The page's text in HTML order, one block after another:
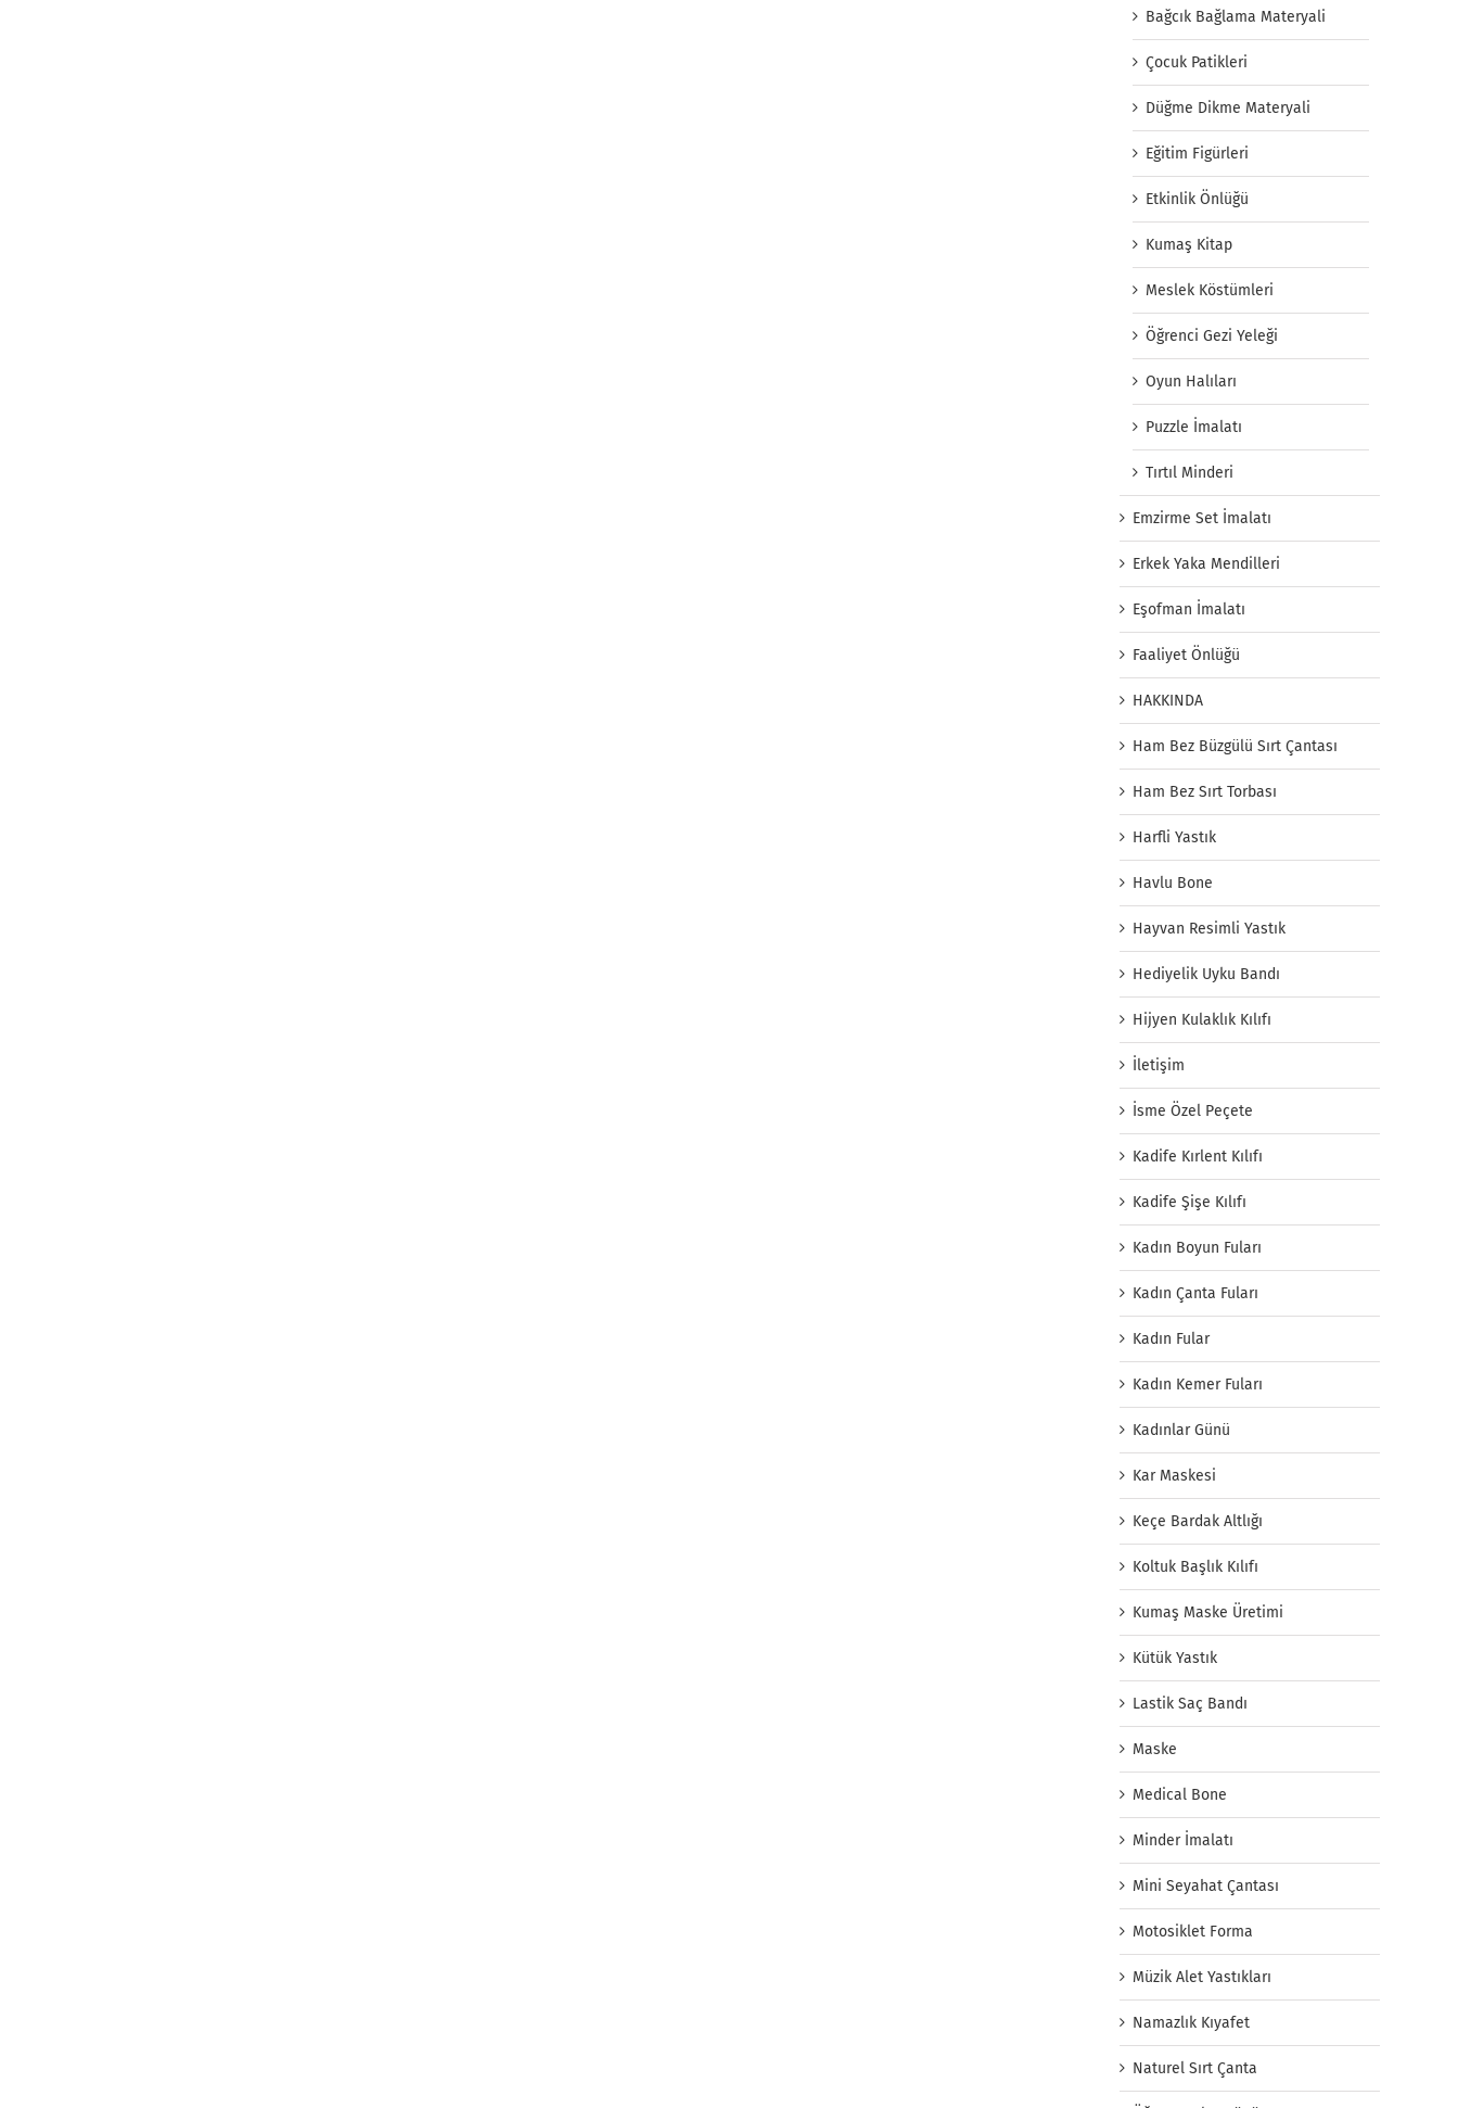
Bağcık Bağlama Materyali
Çocuk Patikleri
Düğme Dikme Materyali
Eğitim Figürleri
Etkinlik Önlüğü
Kumaş Kitap
Meslek Köstümleri
Öğrenci Gezi Yeleği
Oyun Halıları
Puzzle İmalatı
Tırtıl Minderi
Emzirme Set İmalatı
Erkek Yaka Mendilleri
Eşofman İmalatı
Faaliyet Önlüğü
HAKKINDA
Ham Bez Büzgülü Sırt Çantası
Ham Bez Sırt Torbası
Harfli Yastık
Havlu Bone
Hayvan Resimli Yastık
Hediyelik Uyku Bandı
Hijyen Kulaklık Kılıfı
İletişim
İsme Özel Peçete
Kadife Kırlent Kılıfı
Kadife Şişe Kılıfı
Kadın Boyun Fuları
Kadın Çanta Fuları
Kadın Fular
Kadın Kemer Fuları
Kadınlar Günü
Kar Maskesi
Keçe Bardak Altlığı
Koltuk Başlık Kılıfı
Kumaş Maske Üretimi
Kütük Yastık
Lastik Saç Bandı
Maske
Medical Bone
Minder İmalatı
Mini Seyahat Çantası
Motosiklet Forma
Müzik Alet Yastıkları
Namazlık Kıyafet
Naturel Sırt Çanta